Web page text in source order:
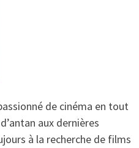
de cinéma en tout
aux dernières
à la recherche de films